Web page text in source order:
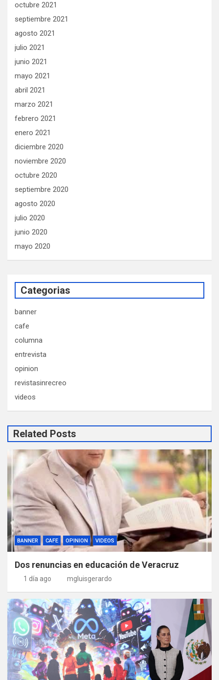
octubre 2021
septiembre 2021
agosto 2021
julio 2021
junio 2021
mayo 2021
abril 2021
marzo 2021
febrero 2021
enero 2021
diciembre 2020
noviembre 2020
octubre 2020
septiembre 2020
agosto 2020
julio 2020
junio 2020
mayo 2020
Categorias
banner
cafe
columna
entrevista
opinion
revistasinrecreo
videos
Related Posts
BANNER CAFE OPINION VIDEOS
Dos renuncias en educación de Veracruz
1 día ago mgluisgerardo